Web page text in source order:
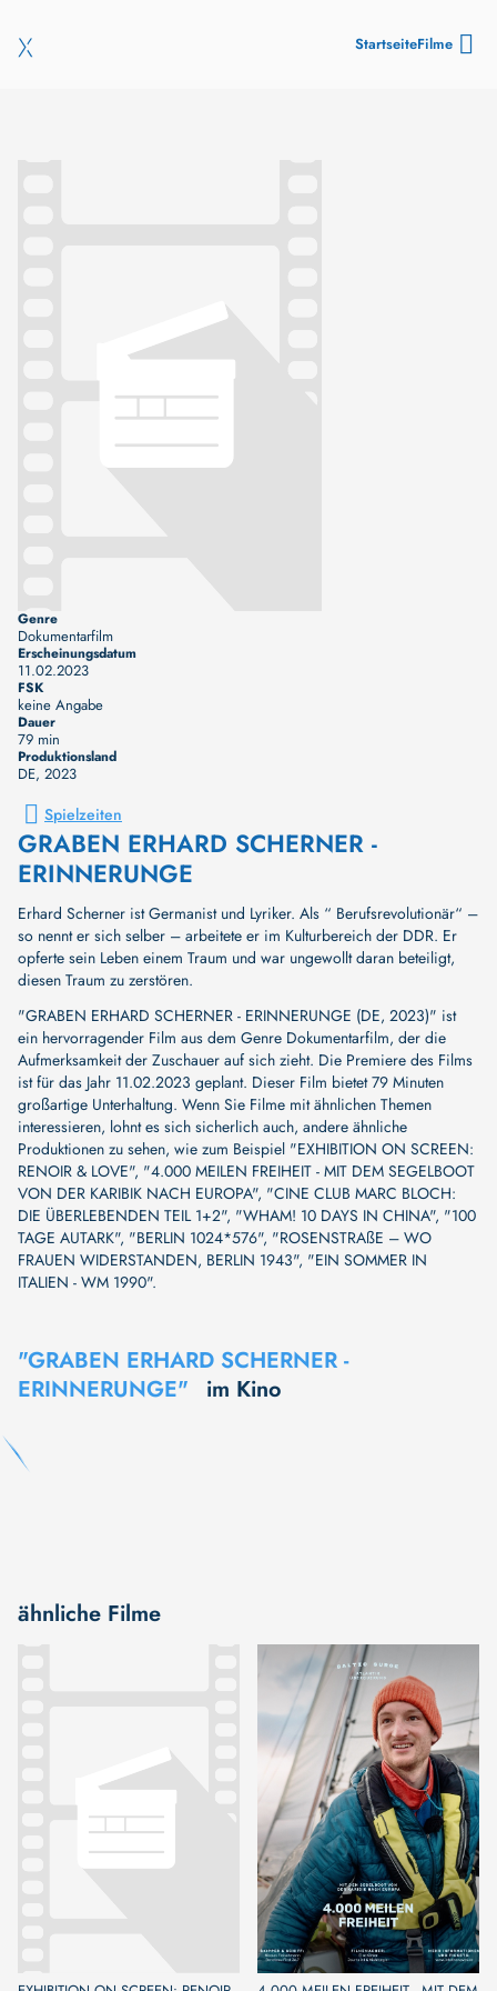
StartseiteFilme
Genre
Dokumentarfilm
Erscheinungsdatum
11.02.2023
FSK
keine Angabe
Dauer
79 min
Produktionsland
DE, 2023
Spielzeiten
GRABEN ERHARD SCHERNER -
ERINNERUNGE
Erhard Scherner ist Germanist und Lyriker. Als “ Berufsrevolutionär“ –
so nennt er sich selber – arbeitete er im Kulturbereich der DDR. Er
opferte sein Leben einem Traum und war ungewollt daran beteiligt,
diesen Traum zu zerstören.
"GRABEN ERHARD SCHERNER - ERINNERUNGE (DE, 2023)" ist
ein hervorragender Film aus dem Genre Dokumentarfilm, der die
Aufmerksamkeit der Zuschauer auf sich zieht. Die Premiere des Films
ist für das Jahr 11.02.2023 geplant. Dieser Film bietet 79 Minuten
großartige Unterhaltung. Wenn Sie Filme mit ähnlichen Themen
interessieren, lohnt es sich sicherlich auch, andere ähnliche
Produktionen zu sehen, wie zum Beispiel "EXHIBITION ON SCREEN:
RENOIR & LOVE", "4.000 MEILEN FREIHEIT - MIT DEM SEGELBOOT
VON DER KARIBIK NACH EUROPA", "CINE CLUB MARC BLOCH:
DIE ÜBERLEBENDEN TEIL 1+2", "WHAM! 10 DAYS IN CHINA", "100
TAGE AUTARK", "BERLIN 1024*576", "ROSENSTRAßE – WO
FRAUEN WIDERSTANDEN, BERLIN 1943", "EIN SOMMER IN
ITALIEN - WM 1990".
"GRABEN ERHARD SCHERNER -
ERINNERUNGE"
im Kino
ähnliche Filme